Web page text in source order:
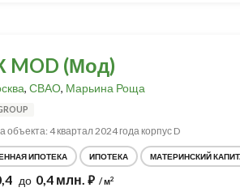
MOD (Мод)
, СВАО, Марьина Роща
объекта: 4 квартал 2024 года корпус D
ИПОТЕКА ИПОТЕКА МАТЕРИНСКИЙ
до 0,4 млн. ⃏ / м2